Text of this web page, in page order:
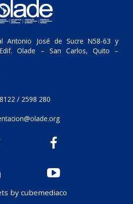
Antonio José de Sucre N58-63 y
Olade – San Carlos, Quito –
/ 2598 280
by cubemediaco